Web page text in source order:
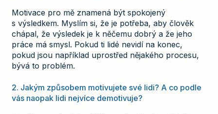
Motivace pro mě znamená být spokojený
s výsledkem. Myslím si, že je potřeba, aby člověk
chápal, že výsledek je k něčemu dobrý a že jeho
práce má smysl. Pokud ti lidé nevidí na konec,
pokud jsou například uprostřed nějakého procesu,
bývá to problém.
2. Jakým způsobem motivujete své lidi? A co podle
vás naopak lidi nejvíce demotivuje?